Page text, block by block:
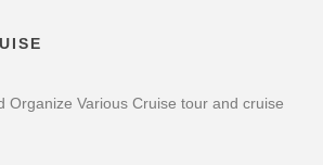
Organize Various Cruise tour and cruise